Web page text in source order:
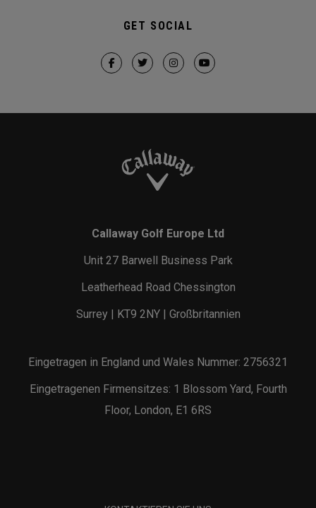
GET SOCIAL
Callaway Golf Europe Ltd
Unit 27 Barwell Business Park
Leatherhead Road Chessington
Surrey | KT9 2NY | Großbritannien
Eingetragen in England und Wales Nummer: 2756321
Eingetragenen Firmensitzes: 1 Blossom Yard, Fourth
Floor, London, E1 6RS